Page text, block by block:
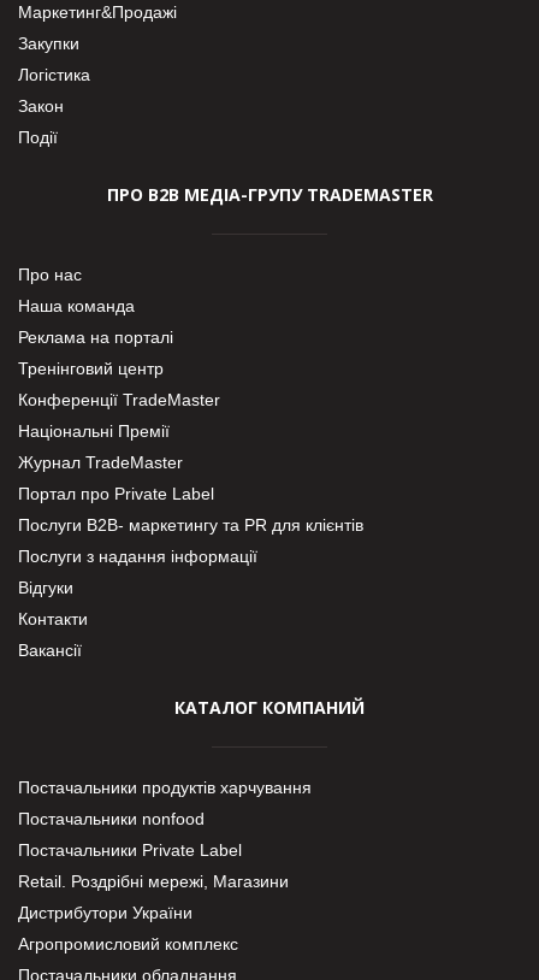
Маркетинг&Продажі
Закупки
Логістика
Закон
Події
ПРО В2В МЕДІА-ГРУПУ TRADEMASTER
Про нас
Наша команда
Реклама на порталі
Тренінговий центр
Конференції TradeMaster
Національні Премії
Журнал TradeMaster
Портал про Private Label
Послуги В2В- маркетингу та PR для клієнтів
Послуги з надання інформації
Відгуки
Контакти
Вакансії
КАТАЛОГ КОМПАНИЙ
Постачальники продуктів харчування
Постачальники nonfood
Постачальники Private Label
Retail. Роздрібні мережі, Магазини
Дистрибутори України
Агропромисловий комплекс
Постачальники обладнання